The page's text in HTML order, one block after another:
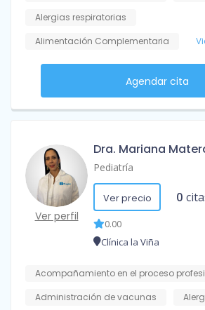
Alergias respiratorias
Alimentación Complementaria
Agendar cita
Ver perfil
Dra. Mariana
Pediatría
Ver precio 0
0.00
Clínica la Viña
Acompañamiento en el proceso
Administración de vacunas